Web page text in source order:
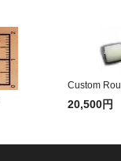
Custom
20,500円